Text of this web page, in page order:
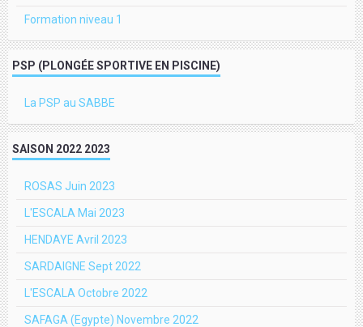
Formation niveau 1
PSP (PLONGÉE SPORTIVE EN PISCINE)
La PSP au SABBE
SAISON 2022 2023
ROSAS Juin 2023
L'ESCALA Mai 2023
HENDAYE Avril 2023
SARDAIGNE Sept 2022
L'ESCALA Octobre 2022
SAFAGA (Egypte) Novembre 2022